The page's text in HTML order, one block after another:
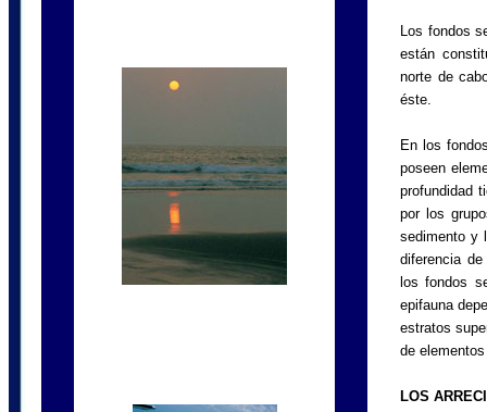
Los fondos
están
norte de
éste.
En los
poseen
profundidad
por los
sedimento y
diferencia
los fondos
epifauna
estratos
de
LOS